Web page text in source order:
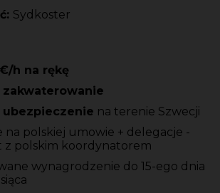
Sydkoster
h na rękę
zakwaterowanie
ubezpieczenie na terenie Szwecji
polskiej umowie + delegacje -
z polskim koordynatorem
wynagrodzenie do 15-ego dnia